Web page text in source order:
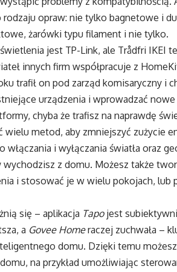
opraw: nie tylko bagnetowe i
żarówki typu filament i nie tylko.
jest TP-Link, ale Trådfri IKEI
innych firm współpracuje z
trafił on pod zarząd komisaryczny i
urządzenia i wprowadzać
chyba że trafisz na naprawdę
wielu metod, aby zmniejszyć zużycie
i wyłączania światła oraz
z domu. Możesz także
i stosować je w wielu pokojach, lub
się – aplikacja Tapojest
a Govee Homeraczej zuchwała –
domu. Dzięki temu
na przykład umożliwiając